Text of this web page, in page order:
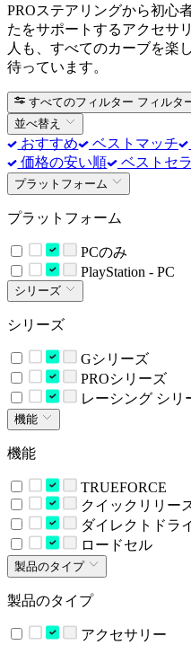
PROステアリングから初心
たをサポートするアクセサ
人も、すべてのカーブを楽
待っています。
すべてのフィルター フィルタ
並べ替え
おすすめ ベストマッチ
価格の安い順
ベストセ
プラットフォーム
プラットフォーム
PCのみ
PlayStation - PC
シリーズ
シリーズ
Gシリーズ
PROシリーズ
レーシング シリ
機能
機能
TRUEFORCE
クイックリリー
ダイレクトドラ
ロードセル
製品のタイプ
製品のタイプ
アクセサリー